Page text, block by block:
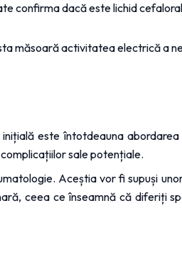
confirma dacă este lichid
măsoară activitatea electrică a
este întotdeauna
sale potențiale.
Aceștia vor fi supuși
ceea ce înseamnă că diferiți